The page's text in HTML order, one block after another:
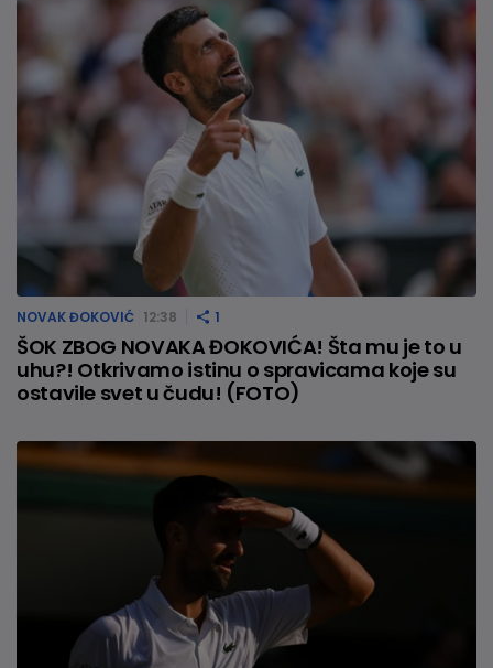
NOVAK ĐOKOVIĆ 12:38 1
ŠOK ZBOG NOVAKA ĐOKOVIĆA! Šta mu je to u
uhu?! Otkrivamo istinu o spravicama koje su
ostavile svet u čudu! (FOTO)